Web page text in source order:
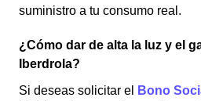
suministro a tu consumo real.
¿Cómo dar de alta la luz y el
Iberdrola?
Si deseas solicitar el
Bono